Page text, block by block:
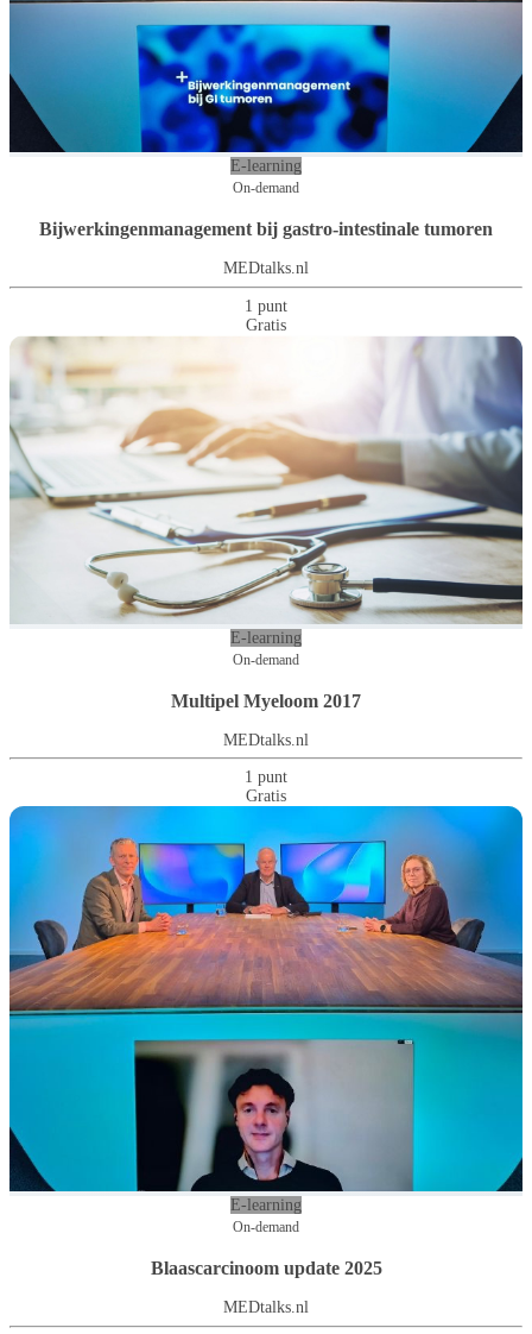
E-learning
On-demand
Bijwerkingenmanagement bij gastro-intestinale tumoren
MEDtalks.nl
1 punt
Gratis
E-learning
On-demand
Multipel Myeloom 2017
MEDtalks.nl
1 punt
Gratis
E-learning
On-demand
Blaascarcinoom update 2025
MEDtalks.nl